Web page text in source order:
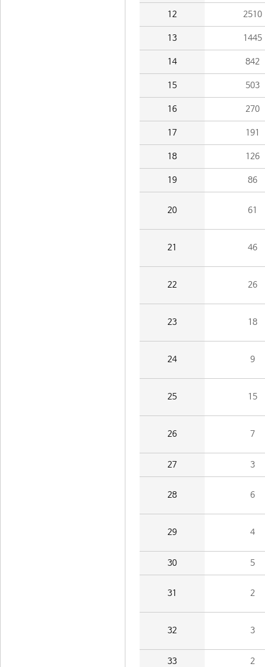
12 2510
13 1445
14 842
15 503
16 270
17 191
18 126
19 86
20 61
21 46
22 26
23 18
24 9
25 15
26 7
27 3
28 6
29 4
30 5
31 2
32 3
33 2